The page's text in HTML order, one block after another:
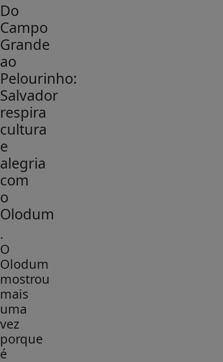
Do
Campo
Grande
ao
Pelourinho:
Salvador
respira
cultura
e
alegria
com
o
Olodum
.
O
Olodum
mostrou
mais
uma
vez
porque
é